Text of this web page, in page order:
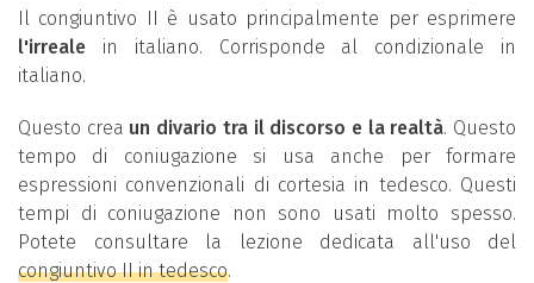
Il congiuntivo II è usato principalmente per esprimere
l'irreale in italiano. Corrisponde al condizionale in
italiano.
Questo crea un divario tra il discorso e la realtà. Questo
tempo di coniugazione si usa anche per formare
espressioni convenzionali di cortesia in tedesco. Questi
tempi di coniugazione non sono usati molto spesso.
Potete consultare la lezione dedicata all'uso del
congiuntivo II in tedesco.